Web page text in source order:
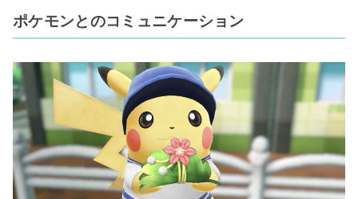
ポケモンとのコミュニケーション